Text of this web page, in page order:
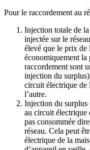
Pour le raccordement au
Injection totale de
injectée sur le
élevé que le prix de
économiquement la
raccordement sont
injection du
circuit électrique de
l’autre.
Injection du surplus
au circuit électrique
pas consommée
réseau. Cela peut
électrique de la